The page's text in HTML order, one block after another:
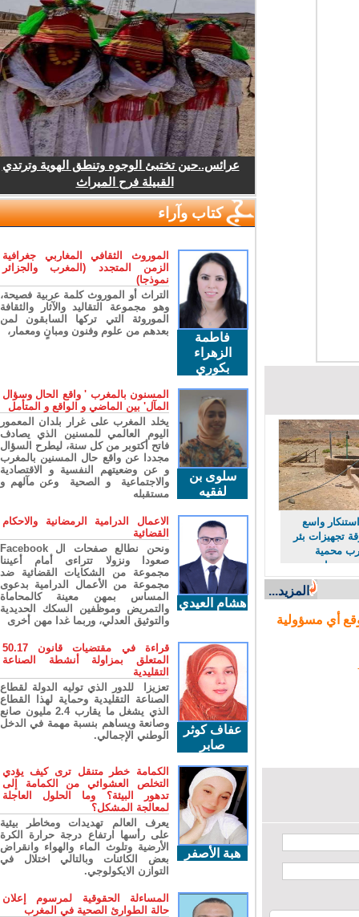
واسع
تجهيزات بئر
محمية
مورد حيوي
المزيد...
أي مسؤولية
عرائس..حين تختبئ الوجوه وتنطق الهوية وترتدي
القبيلة فرح الميراث
كتاب وآراء
فاطمة
الزهراء
بكوري
الموروث الثقافي المغاربي جغرافية
الزمن المتجدد (المغرب والجزائر
نموذجا)
التراث أو الموروث كلمة عربية فصيحة،
وهو مجموعة التقاليد والآثار والثقافة
الموروثة التي تركها السابقون لمن
بعدهم من علوم وفنون ومبانٍ ومعمار،
سلوى بن
لفقيه
المسنون بالمغرب ' واقع الحال وسؤال
المآل' بين الماضي و الواقع و المتأمل
يخلد المغرب على غرار بلدان المعمور
اليوم العالمي للمسنين الذي يصادف
فاتح أكتوبر من كل سنة، ليطرح السؤال
مجددا عن واقع حال المسنين بالمغرب
و عن وضعيتهم النفسية و الاقتصادية
والاجتماعية و الصحية وعن مآلهم و
مستقبله
هشام العيدي
الاعمال الدرامية الرمضانية والاحكام
القضائية
ونحن نطالع صفحات ال Facebook
صعودا ونزولا تتراءى أمام أعيننا
مجموعة من الشكايات القضائية ضد
مجموعة من الأعمال الدرامية بدعوى
المساس بمهن معينة كالمحاماة
والتمريض وموظفين السكك الحديدية
والتوثيق العدلي، وربما غدا مهن أخرى
عفاف كوثر
صابر
قراءة في مقتضيات قانون 50.17
المتعلق بمزاولة أنشطة الصناعة
التقليدية
تعزيزا للدور الذي توليه الدولة لقطاع
الصناعة التقليدية وحماية لهذا القطاع
الذي يشغل ما يقارب 2.4 مليون صانع
وصانعة ويساهم بنسبة مهمة في الدخل
الوطني الإجمالي.
هبة الأصفر
الكمامة خطر متنقل ترى كيف يؤدي
التخلص العشوائي من الكمامة إلى
تدهور البيئة؟ وما الحلول العاجلة
لمعالجة المشكل؟
يعرف العالم تهديدات ومخاطر بيئية
على رأسها ارتفاع درجة حرارة الكرة
الأرضية وتلوث الماء والهواء وانقراض
بعض الكائنات وبالتالي اختلال في
التوازن الايكولوجي.
المساءلة الحقوقية لمرسوم إعلان
حالة الطوارئ الصحية في المغرب